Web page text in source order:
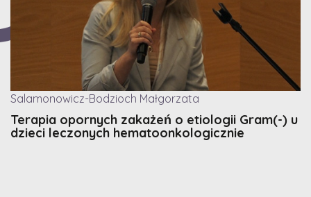
Salamonowicz-Bodzioch Małgorzata
Terapia opornych zakażeń o etiologii Gram(-) u
dzieci leczonych hematoonkologicznie